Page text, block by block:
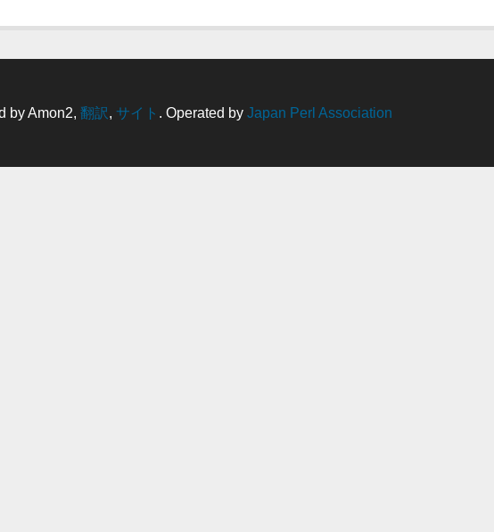
by Amon2, 翻訳, サイト . Operated by Japan Perl Association